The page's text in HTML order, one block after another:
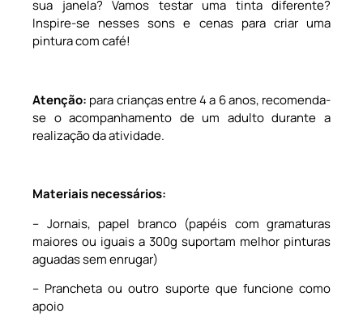
sua janela? Vamos testar uma tinta diferente?
Inspire-se nesses sons e cenas para criar uma
pintura com café!
Atenção: para crianças entre 4 a 6 anos, recomenda-
se o acompanhamento de um adulto durante a
realização da atividade.
Materiais necessários:
– Jornais, papel branco (papéis com gramaturas
maiores ou iguais a 300g suportam melhor pinturas
aguadas sem enrugar)
– Prancheta ou outro suporte que funcione como
apoio